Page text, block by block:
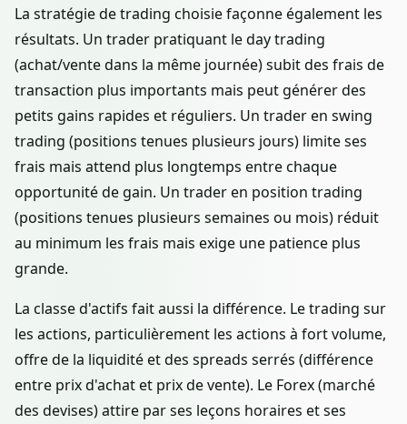
La stratégie de trading choisie façonne également les
résultats. Un trader pratiquant le day trading
(achat/vente dans la même journée) subit des frais de
transaction plus importants mais peut générer des
petits gains rapides et réguliers. Un trader en swing
trading (positions tenues plusieurs jours) limite ses
frais mais attend plus longtemps entre chaque
opportunité de gain. Un trader en position trading
(positions tenues plusieurs semaines ou mois) réduit
au minimum les frais mais exige une patience plus
grande.
La classe d'actifs fait aussi la différence. Le trading sur
les actions, particulièrement les actions à fort volume,
offre de la liquidité et des spreads serrés (différence
entre prix d'achat et prix de vente). Le Forex (marché
des devises) attire par ses leçons horaires et ses